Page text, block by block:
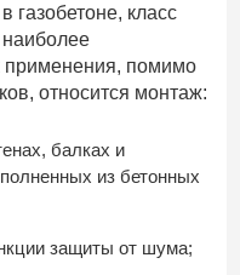
газобетоне, класс
помимо
относится монтаж:
балках и
из бетонных
защиты от шума;